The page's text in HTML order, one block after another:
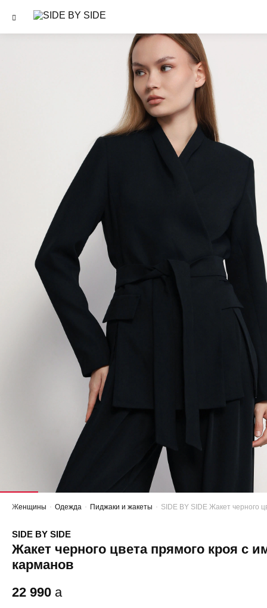
Женщины Одежда Пиджаки и жакеты SIDE BY SIDE Жакет черного
SIDE BY SIDE
Жакет черного цвета прямого кроя с
карманов
22 990 a